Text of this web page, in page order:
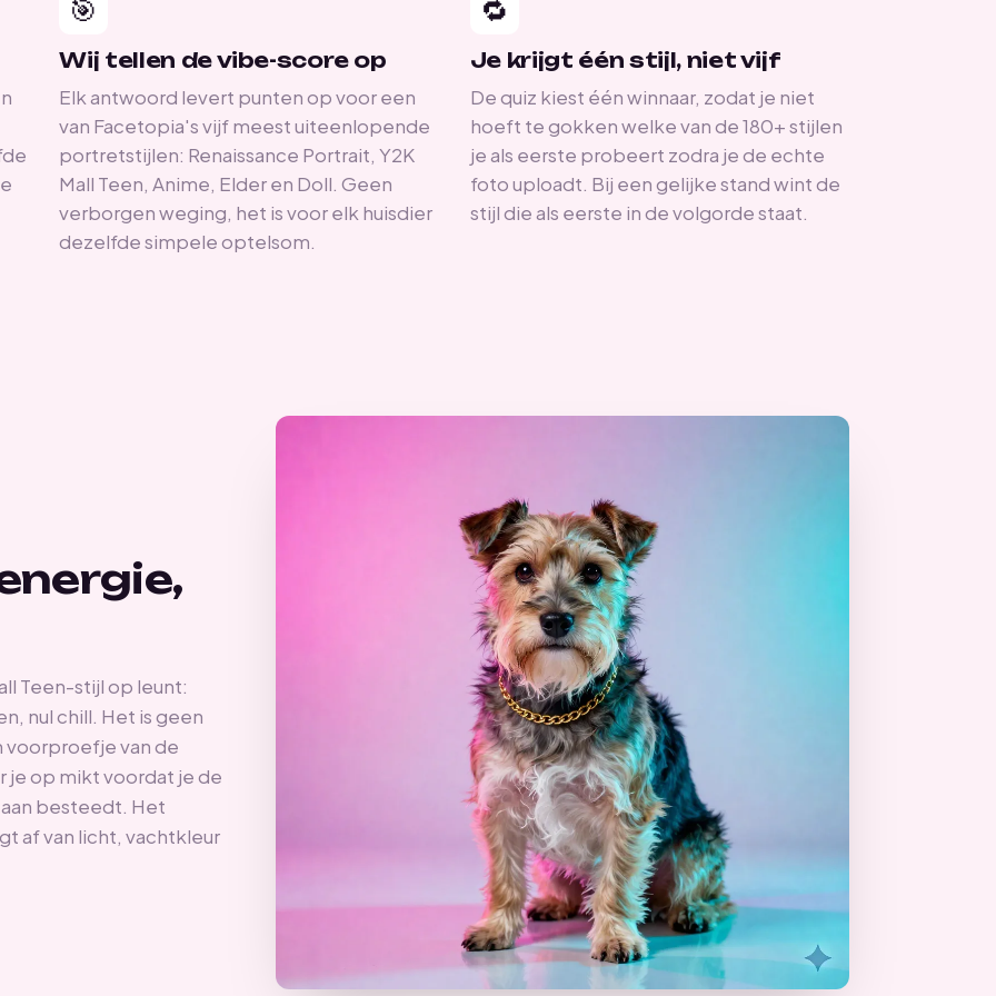
🎯
Wij tellen de vibe-score op
Elk antwoord levert punten op voor een
van Facetopia's vijf meest uiteenlopende
portretstijlen: Renaissance Portrait, Y2K
Mall Teen, Anime, Elder en Doll. Geen
verborgen weging, het is voor elk huisdier
dezelfde simpele optelsom.
🔁
Je krijgt één stijl, niet vijf
De quiz kiest één winnaar, zodat je niet
hoeft te gokken welke van de 180+ stijlen
je als eerste probeert zodra je de echte
foto uploadt. Bij een gelijke stand wint de
stijl die als eerste in de volgorde staat.
Teen-stijl op leunt:
nul chill. Het is geen
voorproefje van de
je op mikt voordat je de
besteedt. Het
af van licht, vachtkleur